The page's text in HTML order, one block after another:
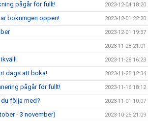
pågår för fullt! 2023-12-04 18:20
bokningen öppen! 2023-12-01 22:20
2023-12-01 19:37
2023-11-28 21:01
2023-11-28 16:23
dags att boka! 2023-11-25 12:34
pågår för fullt! 2023-11-16 18:12
du följa med? 2023-11-01 10:07
- 3 november) 2023-10-25 21:09